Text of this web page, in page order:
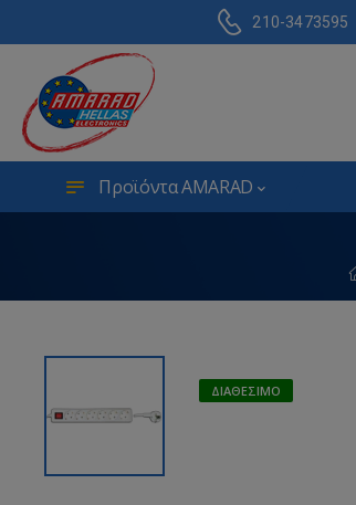
210-3473595
Προϊόντα AMARAD
ΔΙΑΘΈΣΙΜΟ